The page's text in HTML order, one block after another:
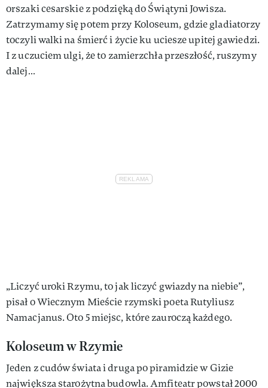
orszaki cesarskie z podzięką do Świątyni Jowisza.
Zatrzymamy się potem przy Koloseum, gdzie gladiatorzy
toczyli walki na śmierć i życie ku uciesze upitej gawiedzi.
I z uczuciem ulgi, że to zamierzchła przeszłość, ruszymy
dalej…
„Liczyć uroki Rzymu, to jak liczyć gwiazdy na niebie”,
pisał o Wiecznym Mieście rzymski poeta Rutyliusz
Namacjanus. Oto 5 miejsc, które zauroczą każdego.
Koloseum w Rzymie
Jeden z cudów świata i druga po piramidzie w Gizie
największa starożytna budowla. Amfiteatr powstał 2000